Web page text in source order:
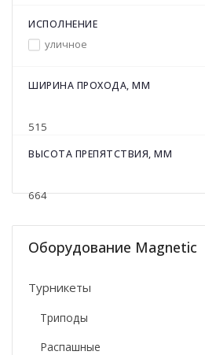
ИСПОЛНЕНИЕ
уличное
ШИРИНА ПРОХОДА, ММ
515
ВЫСОТА ПРЕПЯТСТВИЯ, ММ
664
Оборудование Magnetic
Турникеты
Триподы
Распашные